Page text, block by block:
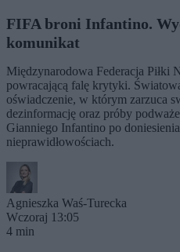
FIFA broni Infantino.
komunikat
Międzynarodowa Federacja Piłki
powracającą falę krytyki.
oświadczenie, w którym zarzuca
dezinformację oraz próby
Gianniego Infantino po
nieprawidłowościach.
Agnieszka Waś-Turecka
Wczoraj 13:05
4 min